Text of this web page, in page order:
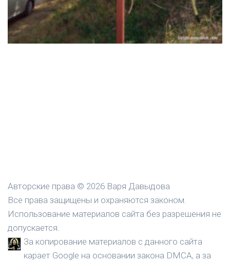
Авторские права © 2026 Варя Давыдова
Все права защищены и охраняются законом.
Использование материалов сайта без разрешения не
допускается.
За копирование материалов с данного сайта
карает Google на основании закона DMCA, а за